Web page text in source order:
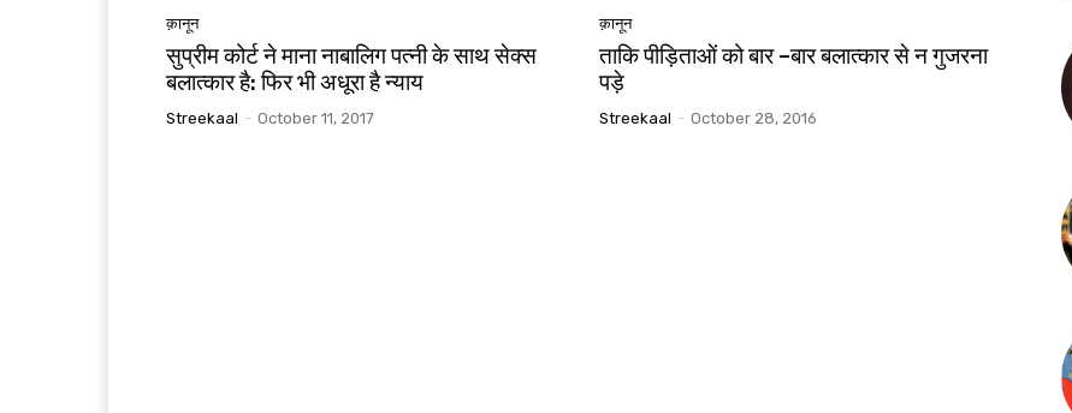
क़ानून
सुप्रीम कोर्ट ने माना नाबालिग पत्नी के साथ सेक्स
बलात्कार है: फिर भी अधूरा है न्याय
Streekaal - October 11, 2017
क़ानून
ताकि पीड़िताओं को बार –बार बलात्कार से न गुजरना
पड़े
Streekaal - October 28, 2016